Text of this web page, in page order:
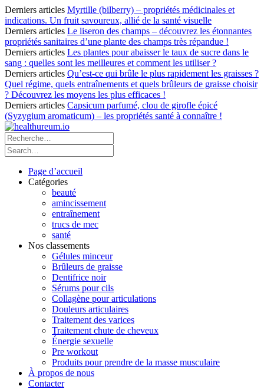
Derniers articles Myrtille (bilberry) – propriétés médicinales et
indications. Un fruit savoureux, allié de la santé visuelle
Derniers articles Le liseron des champs – découvrez les étonnantes
propriétés sanitaires d’une plante des champs très répandue !
Derniers articles Les plantes pour abaisser le taux de sucre dans le
sang : quelles sont les meilleures et comment les utiliser ?
Derniers articles Qu’est-ce qui brûle le plus rapidement les graisses ?
Quel régime, quels entraînements et quels brûleurs de graisse choisir
? Découvrez les moyens les plus efficaces !
Derniers articles Capsicum parfumé, clou de girofle épicé
(Syzygium aromaticum) – les propriétés santé à connaître !
Page d’accueil
Catégories
beauté
amincissement
entraînement
trucs de mec
santé
Nos classements
Gélules minceur
Brûleurs de graisse
Dentifrice noir
Sérums pour cils
Collagène pour articulations
Douleurs articulaires
Traitement des varices
Traitement chute de cheveux
Énergie sexuelle
Pre workout
Produits pour prendre de la masse musculaire
À propos de nous
Contacter